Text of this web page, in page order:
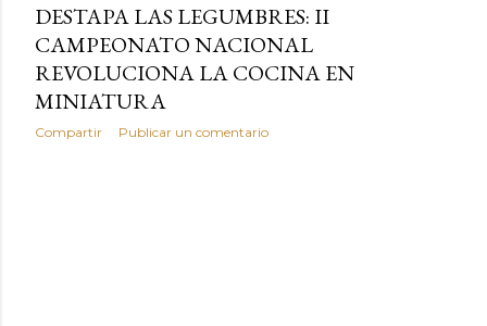
DESTAPA LAS LEGUMBRES: II
CAMPEONATO NACIONAL
REVOLUCIONA LA COCINA EN
MINIATURA
Compartir Publicar un comentario